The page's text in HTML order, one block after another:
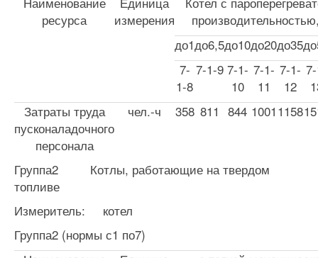
ресурса
измерения
до1до6,5до10до20до35
7-
1-8
7-1-9 7-1-
10
7-1-
11
7-1-
12
Затраты труда
пусконаладочного
персонала
чел.-ч 358 811 844 1001 1158
Группа2 Котлы, работающие на твердом
топливе
Измеритель: котел
Группа2 (нормы с1 по7)